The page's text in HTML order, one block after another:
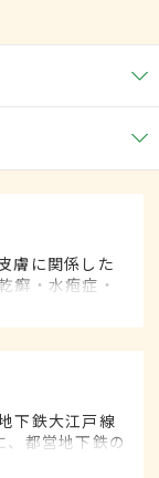
膚に関係した
癬・水疱症・
内科的な治療
す。
下鉄大江戸線
都営地下鉄の
富岡八幡宮や